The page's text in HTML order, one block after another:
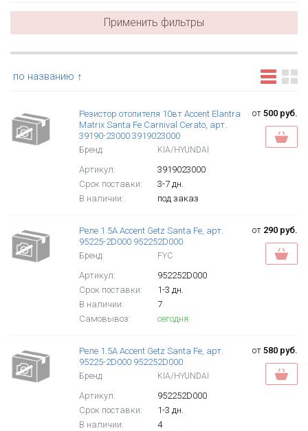
Применить фильтры
по названию ↑
Резистор отопителя 10вт Accent Elantra
Matrix Santa Fe Carnival Cerato, арт.
39190-23000 3919023000
Бренд: KIA/HYUNDAI
Артикул:
3919023000
Срок поставки:
3-7 дн.
В наличии:
под заказ
от 500 руб.
Реле 1.5А Accent Getz Santa Fe, арт.
95225-2D000 952252D000
Бренд: FYC
Артикул:
952252D000
Срок поставки:
1-3 дн.
В наличии:
7
Самовывоз:
сегодня
от 290 руб.
Реле 1.5А Accent Getz Santa Fe, арт.
95225-2D000 952252D000
Бренд: KIA/HYUNDAI
Артикул:
952252D000
Срок поставки:
1-3 дн.
В наличии:
4
от 580 руб.